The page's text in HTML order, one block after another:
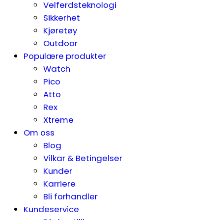
Velferdsteknologi
Sikkerhet
Kjøretøy
Outdoor
Populære produkter
Watch
Pico
Atto
Rex
Xtreme
Om oss
Blog
Vilkar & Betingelser
Kunder
Karriere
Bli forhandler
Kundeservice